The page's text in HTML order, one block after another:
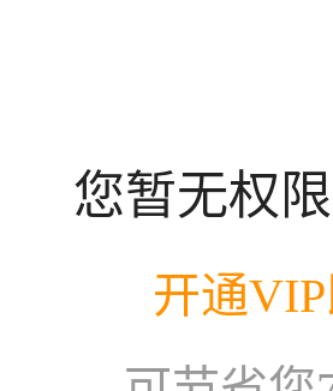
您暂无权
开通